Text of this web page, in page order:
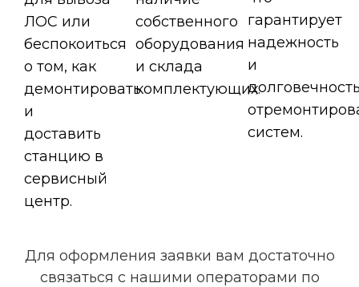
ЛОС или
беспокоиться
о том, как
демонтировать
и
доставить
станцию в
сервисный
центр.
собственного
оборудования
и склада
комплектующих.
гарантирует
надежность
и
систем.
Для оформления заявки вам достаточно
связаться с нашими операторами по